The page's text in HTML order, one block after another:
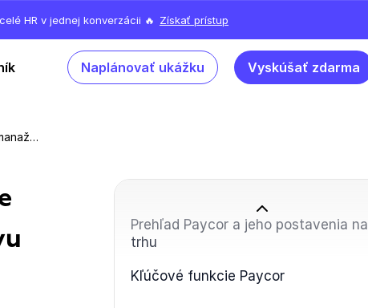
HR v jednej konverzácii 🔥 Získať prístup
Naplánovať ukážku Vyskúšať zdarma
Najlepší konkurenti Paycor: Objavte riešenia pre HR manažment a správu ľudského kapitálu
Prehľad Paycor a jeho postavenia na
trhu
Kľúčové funkcie Paycor